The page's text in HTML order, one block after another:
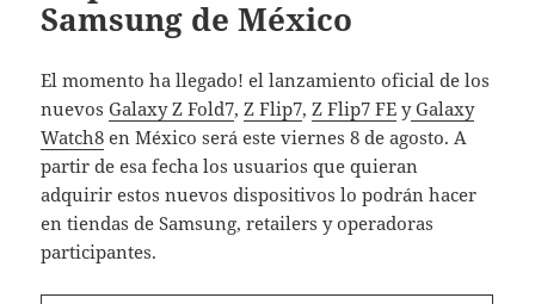
Samsung de México
El momento ha llegado! el lanzamiento oficial de los
nuevosGalaxy Z Fold7,Z Flip7,Z Flip7 FE yGalaxy
Watch8 en México será este viernes 8 de agosto. A
partir de esa fecha los usuarios que quieran
adquirir estos nuevos dispositivos lo podrán hacer
en tiendas de Samsung, retailers y operadoras
participantes.